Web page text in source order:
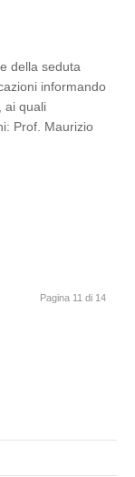
della seduta
informando
ai quali
Prof. Maurizio
Pagina 11 di 14